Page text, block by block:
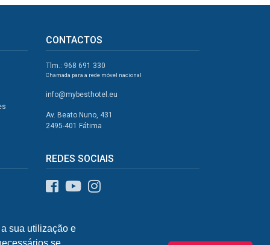
sua utilização e
se
CONTACTOS
Tlm.: 968 691 330
Chamada para a rede móvel nacional
info@mybesthotel.eu
Av. Beato Nuno, 431
2495-401 Fátima
REDES SOCIAIS